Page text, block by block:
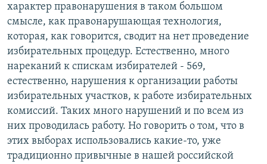
характер правонарушения в таком большом
смысле, как правонарушающая технология,
которая, как говорится, сводит на нет проведение
избирательных процедур. Естественно, много
нареканий к спискам избирателей - 569,
естественно, нарушения к организации работы
избирательных участков, к работе избирательных
комиссий. Таких много нарушений и по всем из
них проводилась работу. Но говорить о том, что в
этих выборах использовались какие-то, уже
традиционно привычные в нашей российской